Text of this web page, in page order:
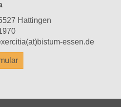
Hattingen
essen.de